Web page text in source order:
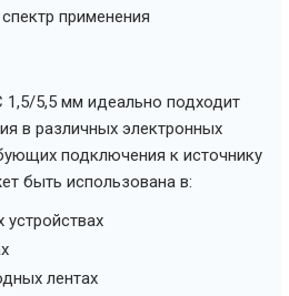
применения
1,5/5,5 мм идеально подходит
в различных электронных
подключения к источнику
быть использована в:
лентах